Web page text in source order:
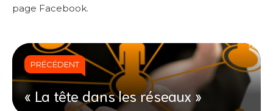
page Facebook.
PRÉCÉDENT
« La tête dans les réseaux »